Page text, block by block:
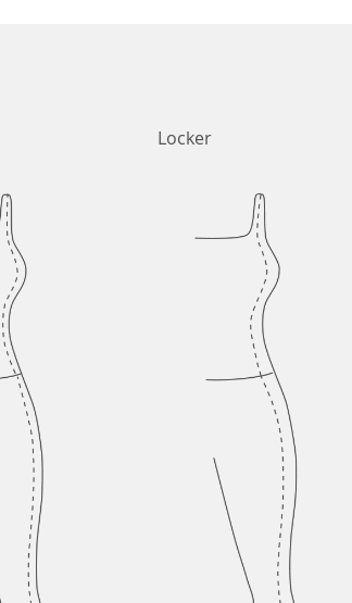
Locker